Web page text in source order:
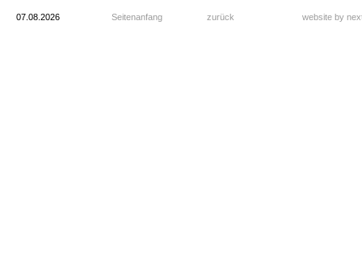
07.08.2026 Seitenanfang zurück website by